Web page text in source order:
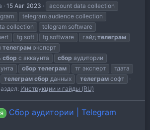
15 Авг 2023
account data collection
telegram audience collection
collection
telegram software
tg soft tg software гайд телеграм
телеграм эксперт
сбор с аккаунта сбор аудитории
сбор телеграм тг эксперт
тдата
телеграм сбор данных телеграм софт
Инструкции и гайды (RU)
Сбор аудитории | Telegram